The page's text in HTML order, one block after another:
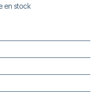
en stock